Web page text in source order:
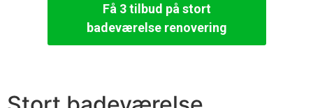
Få 3 tilbud på stort
badeværelse renovering